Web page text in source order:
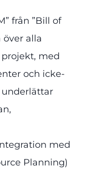
från ”Bill of
alla
med
och icke-
med
Planning)